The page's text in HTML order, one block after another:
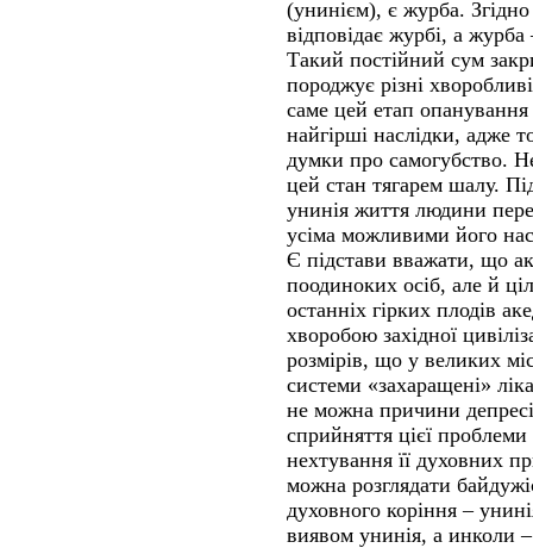
(унинієм), є журба.
відповідає журбі, а
Такий постійний сум
породжує різні
саме цей етап
найгірші наслідки, адже
думки про самогубство.
цей стан тягарем шалу.
унинія життя людини
усіма можливими його
Є підстави вважати, що
поодиноких осіб, але й
останніх гірких плодів
хворобою західної
розмірів, що у великих
системи «захаращені»
не можна причини
сприйняття цієї
нехтування її духовних
можна розглядати
духовного коріння –
виявом унинія, а инколи